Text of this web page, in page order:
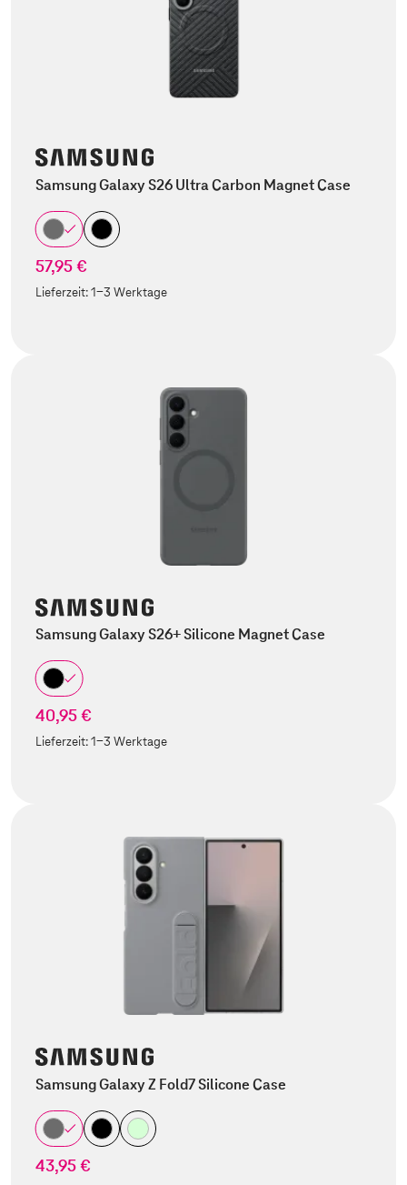
Samsung Galaxy S26 Ultra Carbon Magnet Case
57,95 €
Lieferzeit:1-3 Werktage
Samsung Galaxy S26+ Silicone Magnet Case
40,95 €
Lieferzeit:1-3 Werktage
Samsung Galaxy Z Fold7 Silicone Case
43,95 €